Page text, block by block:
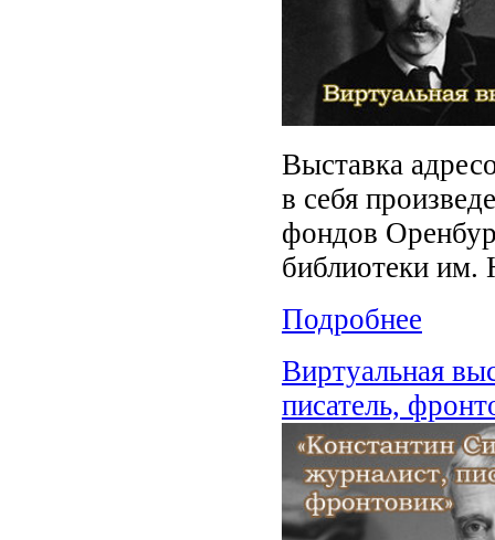
Выставка
в себя
фондов
библиотеки
Подробнее
Виртуальная
писатель,